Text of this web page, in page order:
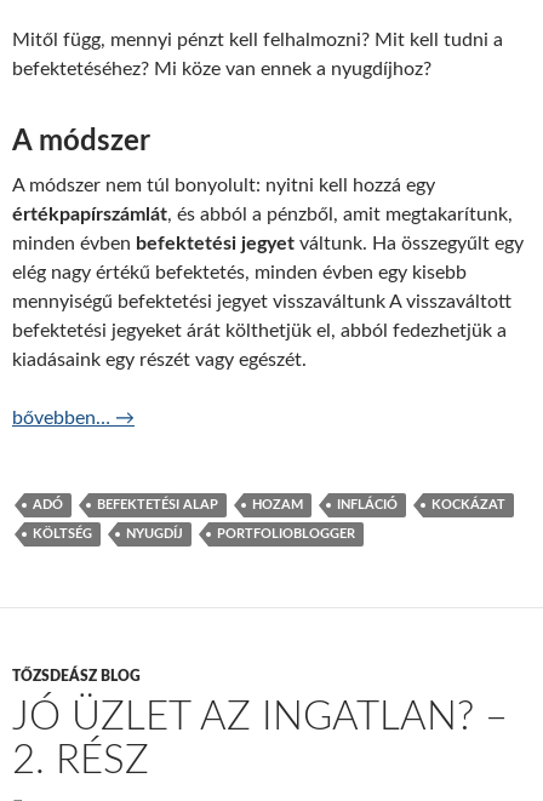
Mitől függ, mennyi pénzt kell felhalmozni? Mit kell tudni a
befektetéséhez? Mi köze van ennek a nyugdíjhoz?
A módszer
A módszer nem túl bonyolult: nyitni kell hozzá egy
értékpapírszámlát, és abból a pénzből, amit megtakarítunk,
minden évben befektetési jegyet váltunk. Ha összegyűlt egy
elég nagy értékű befektetés, minden évben egy kisebb
mennyiségű befektetési jegyet visszaváltunk A visszaváltott
befektetési jegyeket árát költhetjük el, abból fedezhetjük a
kiadásaink egy részét vagy egészét.
Éljünk a pénzünk hozamából!
bővebben… →
ADÓ BEFEKTETÉSI ALAP HOZAM INFLÁCIÓ KOCKÁZAT
KÖLTSÉG NYUGDÍJ PORTFOLIOBLOGGER
TŐZSDEÁSZ BLOG
JÓ ÜZLET AZ INGATLAN? –
2. RÉSZ